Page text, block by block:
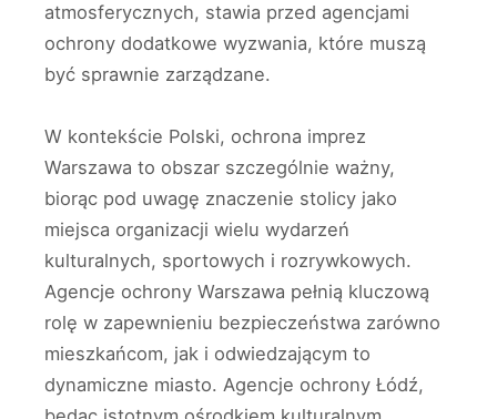
atmosferycznych, stawia przed agencjami
ochrony dodatkowe wyzwania, które muszą
być sprawnie zarządzane.
W kontekście Polski, ochrona imprez
Warszawa to obszar szczególnie ważny,
biorąc pod uwagę znaczenie stolicy jako
miejsca organizacji wielu wydarzeń
kulturalnych, sportowych i rozrywkowych.
Agencje ochrony Warszawa pełnią kluczową
rolę w zapewnieniu bezpieczeństwa zarówno
mieszkańcom, jak i odwiedzającym to
dynamiczne miasto. Agencje ochrony Łódź,